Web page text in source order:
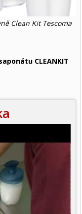
Clean Kit Tescoma
CLEANKIT